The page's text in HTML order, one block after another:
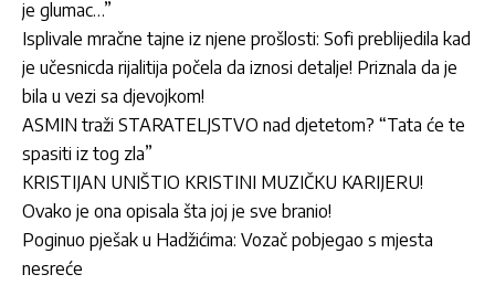
je glumac…”
Isplivale mračne tajne iz njene prošlosti: Sofi preblijedila kad
je učesnicda rijalitija počela da iznosi detalje! Priznala da je
bila u vezi sa djevojkom!
ASMIN traži STARATELJSTVO nad djetetom? “Tata će te
spasiti iz tog zla”
KRISTIJAN UNIŠTIO KRISTINI MUZIČKU KARIJERU!
Ovako je ona opisala šta joj je sve branio!
Poginuo pješak u Hadžićima: Vozač pobjegao s mjesta
nesreće